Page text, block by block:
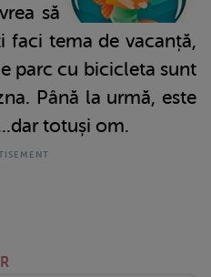
să
faci tema de vacanță,
parc cu bicicleta sunt
Până la urmă, este
totuși om.